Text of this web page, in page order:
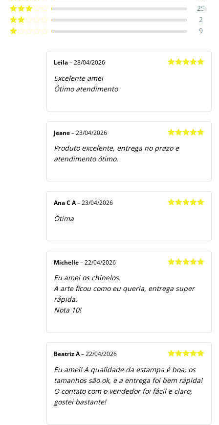
Avaliação
Avaliação
25
Avaliação
2
9
Leila – 28/04/2026
Excelente amei
Ótimo atendimento
de 5
Jeane – 23/04/2026
Produto excelente, entrega no prazo e
atendimento ótimo.
Ana C A– 23/04/2026
Ótima
Michelle – 22/04/2026
Eu amei os chinelos.
A arte ficou como eu queria, entrega super
rápida.
Nota 10!
de 5
Beatriz A– 22/04/2026
Eu amei! A qualidade da estampa é boa, os
tamanhos são ok, e a entrega foi bem rápida!
O contato com o vendedor foi fácil e claro,
gostei bastante!